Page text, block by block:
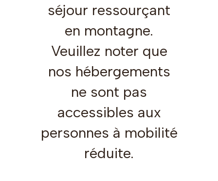
séjour ressourçant
en montagne.
Veuillez noter que
nos hébergements
ne sont pas
accessibles aux
personnes à mobilité
réduite.